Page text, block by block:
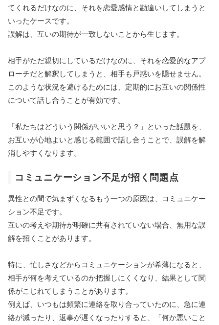
てくれるだけなのに、それを恋愛感情と勘違いしてしまうと
いったケースです。
誤解は、互いの期待が一致しないことから生じます。
相手がただ親切にしているだけなのに、それを恋愛的なアプ
ローチだと解釈してしまうと、相手も戸惑いを隠せません。
このような状況を避けるためには、定期的にお互いの関係性
について話し合うことが有効です。
「私たちはどういう関係がいいと思う？」といった話題を、
お互いが心地よいと感じる範囲で話し合うことで、誤解を解
消しやすくなります。
コミュニケーション不足が招く問題点
異性との間で気まずくなるもう一つの原因は、コミュニケー
ション不足です。
互いの考えや期待が明確に共有されていない場合、無用な誤
解を招くことがあります。
特に、忙しさなどからコミュニケーションが希薄になると、
相手が何を考えているのか把握しにくくなり、結果として関
係がこじれてしまうことがあります。
例えば、いつもは頻繁に連絡を取り合っていたのに、急に連
絡が減ったり、返事が遅くなったりすると、「何か悪いこと